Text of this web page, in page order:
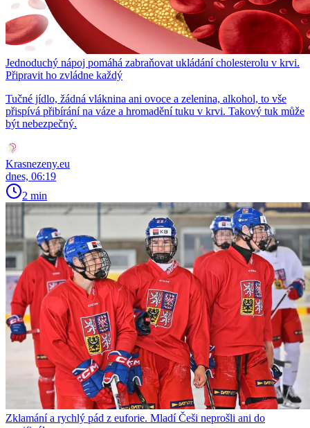
Jednoduchý nápoj pomáhá zabraňovat ukládání cholesterolu v krvi.
Připravit ho zvládne každý
Tučné jídlo, žádná vláknina ani ovoce a zelenina, alkohol, to vše
přispívá přibírání na váze a hromadění tuku v krvi. Takový tuk může
být nebezpečný.
Krasnezeny.eu
dnes, 06:19
2 min
Zklamání a rychlý pád z euforie. Mladí Češi neprošli ani do